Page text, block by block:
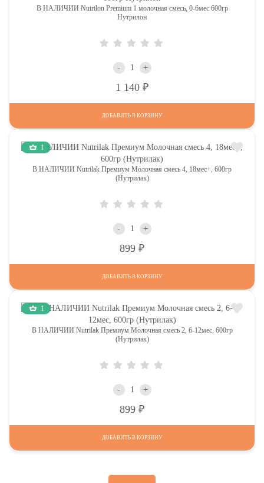
В НАЛИЧИИ Nutrilon Premium 1 молочная смесь, 0-6мес 600гр
Нутрилон
- +
1 140
ДОБАВИТЬ В КОРЗИНУ
1
В НАЛИЧИИ Nutrilak Премиум Молочная смесь 4, 18мес+, 600гр
(Нутрилак)
- +
899
ДОБАВИТЬ В КОРЗИНУ
1
В НАЛИЧИИ Nutrilak Премиум Молочная смесь 2, 6-12мес, 600гр
(Нутрилак)
- +
899
ДОБАВИТЬ В КОРЗИНУ